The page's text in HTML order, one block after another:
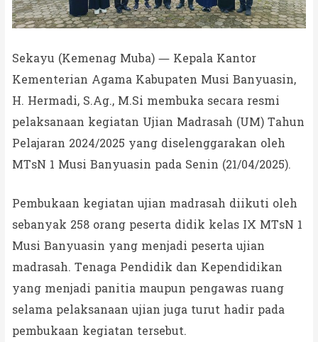
Sekayu (Kemenag Muba) — Kepala Kantor
Kementerian Agama Kabupaten Musi Banyuasin,
H. Hermadi, S.Ag., M.Si membuka secara resmi
pelaksanaan kegiatan Ujian Madrasah (UM) Tahun
Pelajaran 2024/2025 yang diselenggarakan oleh
MTsN 1 Musi Banyuasin pada Senin (21/04/2025).
Pembukaan kegiatan ujian madrasah diikuti oleh
sebanyak 258 orang peserta didik kelas IX MTsN 1
Musi Banyuasin yang menjadi peserta ujian
madrasah. Tenaga Pendidik dan Kependidikan
yang menjadi panitia maupun pengawas ruang
selama pelaksanaan ujian juga turut hadir pada
pembukaan kegiatan tersebut.